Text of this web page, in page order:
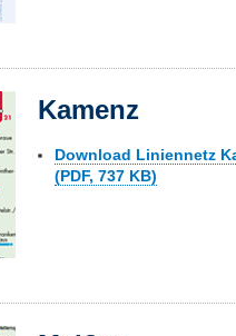
Kamenz
Download Liniennetz
(PDF, 737 KB)